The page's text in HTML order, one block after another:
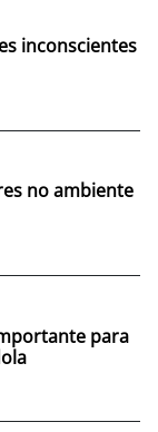
inconscientes
no ambiente
para